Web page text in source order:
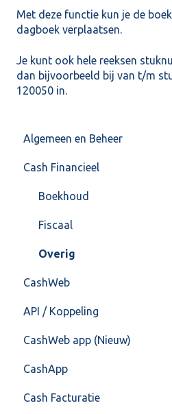
Met deze functie kun je de
dagboek verplaatsen.
Je kunt ook hele reeksen
dan bijvoorbeeld bij van t/m
120050 in.
Algemeen en Beheer
Bank(koppeling)
Import/Export
Postbus
Training & Consultancy
Overig
Cash Financieel
Boekhoud
Fiscaal
Overig
CashWeb
CashHero Layout
Mailen vanuit CASHWeb
Algemeen gebruik
API / Koppeling
Algemeen
Api 3.0 (SOAP API)
API 4.0 (REST API)
CashWeb app (Nieuw)
Veel gestelde vragen
CashApp
Cash Facturatie